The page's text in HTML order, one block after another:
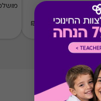
אופנה
₪20-₪500